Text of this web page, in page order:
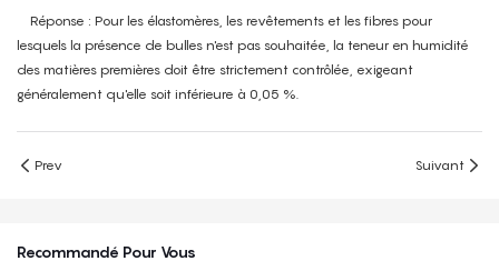
Réponse : Pour les élastomères, les revêtements et les fibres pour
lesquels la présence de bulles n'est pas souhaitée, la teneur en humidité
des matières premières doit être strictement contrôlée, exigeant
généralement qu'elle soit inférieure à 0,05 %.
Prev Suivant
Recommandé Pour Vous